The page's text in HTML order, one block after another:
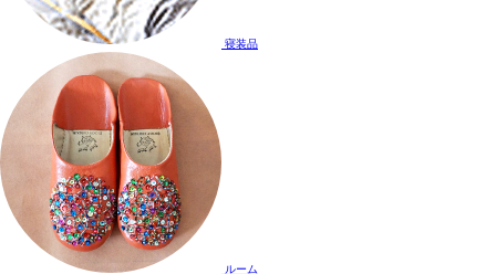
寝装品
ルーム